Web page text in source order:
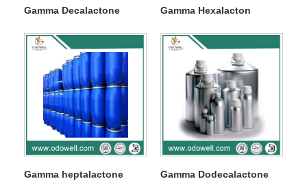
Gamma Decalactone Gamma Hexalacton
Gamma heptalactone Gamma Dodecalactone